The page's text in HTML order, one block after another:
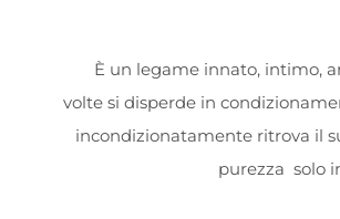
È un legame innato, intimo,
volte si disperde in
incondizionatamente ritrova il
purezza solo